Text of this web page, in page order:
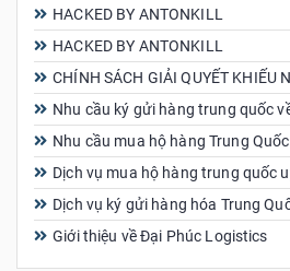
HACKED BY ANTONKILL
HACKED BY ANTONKILL
CHÍNH SÁCH GIẢI QUYẾT KHIẾU
Nhu cầu ký gửi hàng trung quốc
Nhu cầu mua hộ hàng Trung
Dịch vụ mua hộ hàng trung quốc uy tín được
Dịch vụ ký gửi hàng hóa Trung
Giới thiệu về Đại Phúc Logistics